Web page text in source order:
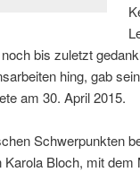
bis zuletzt
hing, gab
am 30. April 2015.
Schwerpunkten
Bloch, mit